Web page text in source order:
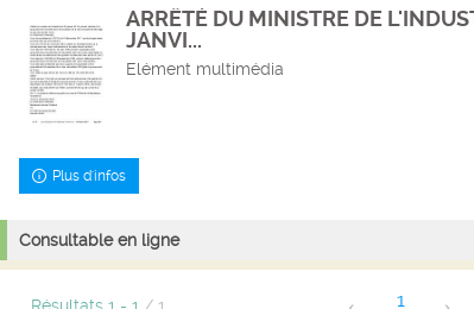
ARRÊTÉ DU MINISTRE DE
JANVI...
Elément multimédia
Plus d'infos
Consultable en ligne
1